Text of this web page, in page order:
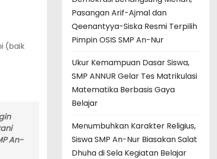
(baik
An-
Pasangan Arif-Ajmal dan
Qeenantyya-Siska Resmi Terpilih
Pimpin OSIS SMP An-Nur
Ukur Kemampuan Dasar Siswa,
SMP ANNUR Gelar Tes Matrikulasi
Matematika Berbasis Gaya
Belajar
Menumbuhkan Karakter Religius,
Siswa SMP An-Nur Biasakan Salat
Dhuha di Sela Kegiatan Belajar